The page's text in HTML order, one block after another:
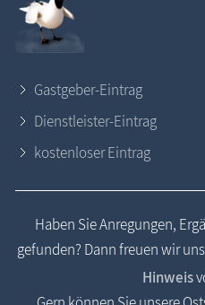
Gastgeber-Eintrag
Dienstleister-Eintrag
kostenloser Eintrag
Haben Sie Anregungen,
gefunden? Dann freuen wir
Hinweis